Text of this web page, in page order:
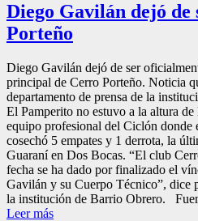
Diego Gavilán dejó
Porteño
Diego Gavilán dejó de ser
principal de Cerro Porteño. Noticia
departamento de prensa de la
El Pamperito no estuvo a la altura
equipo profesional del Ciclón donde
cosechó 5 empates y 1 derrota, la
Guaraní en Dos Bocas. “El club
fecha se ha dado por finalizado el
Gavilán y su Cuerpo Técnico”, dice
la institución de Barrio Obrero.
Leer más